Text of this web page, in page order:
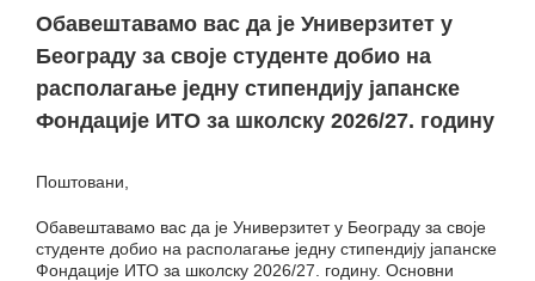
Обавештавамо вас да је Универзитет у
Београду за своје студенте добио на
располагање једну стипендију јапанске
Фондације ИТО за школску 2026/27. годину
Поштовани,
Обавештавамо вас да је Универзитет у Београду за своје
студенте добио на располагање једну стипендију јапанске
Фондације ИТО за школску 2026/27. годину. Основни